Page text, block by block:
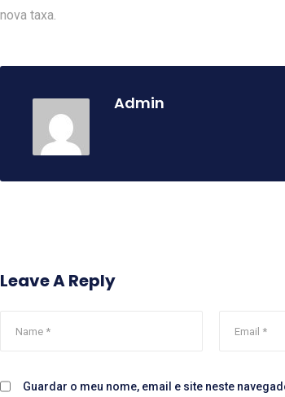
Admin
Leave A Reply
Guardar o meu nome, email e site neste